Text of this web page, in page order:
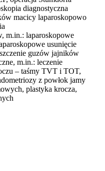
diagnostyczna
macicy laparoskopowo
m.in.: laparoskopowe
usunięcie
guzów jajników
m.in.: leczenie
– taśmy TVT i TOT,
z powłok jamy
plastyka krocza,